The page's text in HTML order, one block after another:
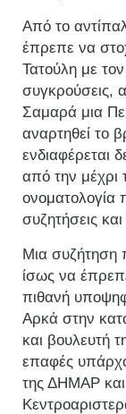
Από το
έπρεπε να
Τατούλη με τον
συγκρούσεις,
Σαμαρά μια
αναρτηθεί το
ενδιαφέρεται
από την μέχρι
ονοματολογία
συζητήσεις
Μια συζήτηση
ίσως να
πιθανή
Αρκά στην
και βουλευτή
επαφές
της ΔΗΜΑΡ και